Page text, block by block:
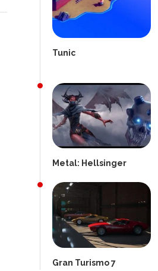
Tunic
Metal: Hellsinger
Gran Turismo 7